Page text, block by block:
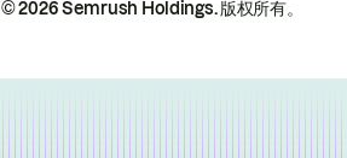
© 2026 Semrush Holdings.版权所有。